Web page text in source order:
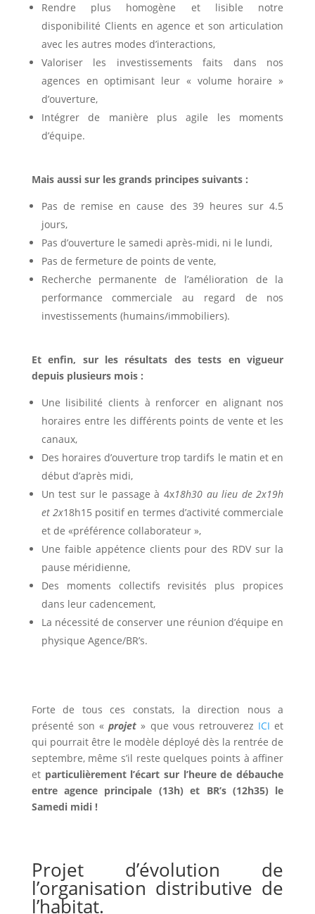
Rendre plus homogène et lisible notre
disponibilité Clients en agence et son articulation
avec les autres modes d’interactions,
Valoriser les investissements faits dans nos
agences en optimisant leur « volume horaire »
d’ouverture,
Intégrer de manière plus agile les moments
d’équipe.
Mais aussi sur les grands principes suivants :
Pas de remise en cause des 39 heures sur 4.5
jours,
Pas d’ouverture le samedi après-midi, ni le lundi,
Pas de fermeture de points de vente,
Recherche permanente de l’amélioration de la
performance commerciale au regard de nos
investissements (humains/immobiliers).
Et enfin, sur les résultats des tests en vigueur
depuis plusieurs mois :
Une lisibilité clients à renforcer en alignant nos
horaires entre les différents points de vente et les
canaux,
Des horaires d’ouverture trop tardifs le matin et en
début d’après midi,
Un test sur le passage à 4x18h30 au lieu de 2x19h
et 2x18h15 positif en termes d’activité commerciale
et de «préférence collaborateur »,
Une faible appétence clients pour des RDV sur la
pause méridienne,
Des moments collectifs revisités plus propices
dans leur cadencement,
La nécessité de conserver une réunion d’équipe en
physique Agence/BR’s.
Forte de tous ces constats, la direction nous a
présenté son «projet » que vous retrouverez ICI et
qui pourrait être le modèle déployé dès la rentrée de
septembre, même s’il reste quelques points à affiner
etparticulièrement l’écart sur l’heure de débauche
entre agence principale (13h) et BR’s (12h35) le
Samedi midi !
Projet d’évolution de
l’organisation distributive de
l’habitat.